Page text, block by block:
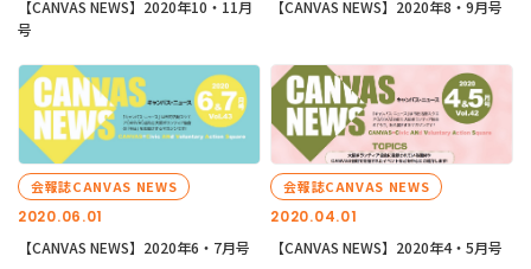
【CANVAS NEWS】2020年10・11月
号
【CANVAS NEWS】2020年8・9月号
2020.06.01
会報誌CANVAS NEWS
【CANVAS NEWS】2020年6・7月号
2020.04.01
会報誌CANVAS NEWS
【CANVAS NEWS】2020年4・5月号